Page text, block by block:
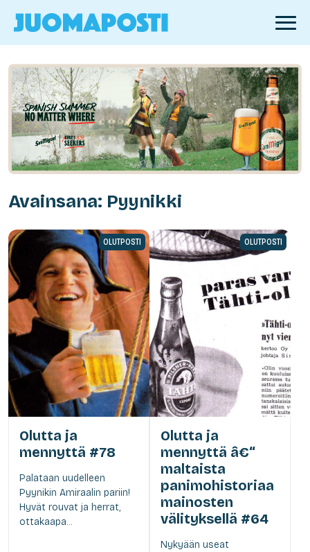
Avainsana: Pyynikki
OLUTPOSTI
Olutta ja
mennyttä #78
Palataan uudelleen
Pyynikin Amiraalin pariin!
Hyvät rouvat ja herrat,
ottakaapa...
OLUTPOSTI
Olutta ja
mennyttä â€“
maltaista
panimohistoriaa
mainosten
välityksellä #64
Nykyään useat